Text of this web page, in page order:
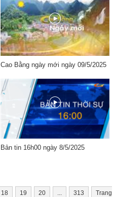
Cao Bằng ngày mới ngày 09/5/2025
Bản tin 16h00 ngày 8/5/2025
18 19 20 313 Trang